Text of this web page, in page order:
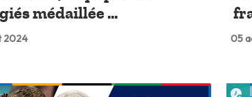
médaillée ...
2024 05
plus tard